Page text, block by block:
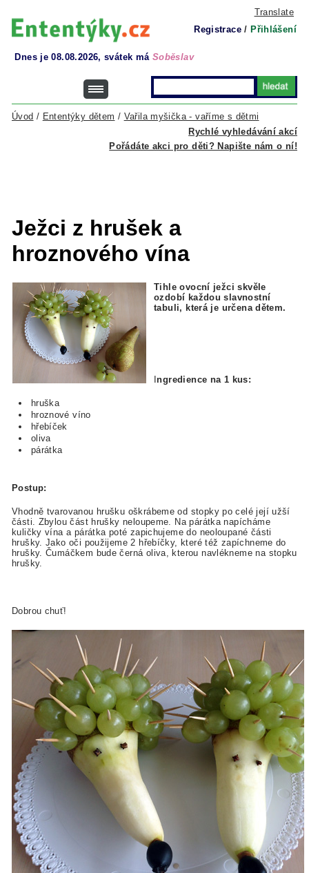
Translate
Registrace / Přihlášení
Dnes je 08.08.2026, svátek má Soběslav
Rychlé vyhledávání akcí
Úvod / Ententýky dětem / Vařila myšička - vaříme s dětmi
Pořádáte akci pro děti? Napište nám o ní!
Ježci z hrušek a
hroznového vína
Tihle ovocní ježci skvěle
ozdobí každou slavnostní
tabuli, která je určena dětem.
Ingredience na 1 kus:
hruška
hroznové víno
hřebíček
oliva
párátka
Postup:
Vhodně tvarovanou hrušku oškrábeme od stopky po celé její užší
části. Zbylou část hrušky neloupeme. Na párátka napícháme
kuličky vína a párátka poté zapichujeme do neoloupané části
hrušky. Jako oči použijeme 2 hřebíčky, které též zapíchneme do
hrušky. Čumáčkem bude černá oliva, kterou navlékneme na stopku
hrušky.
Dobrou chuť!